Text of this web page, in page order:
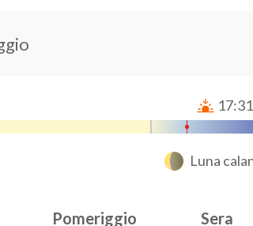
17:31
Luna
Pomeriggio Sera